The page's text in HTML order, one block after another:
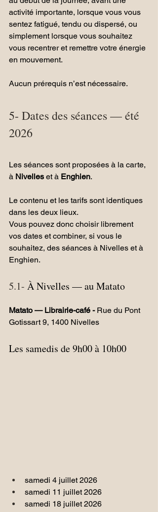
activité importante, lorsque vous vous
sentez fatigué, tendu ou dispersé, ou
simplement lorsque vous souhaitez
vous recentrer et remettre votre énergie
en mouvement.
Aucun prérequis n’est nécessaire.
5- Dates des séances — été
2026
Les séances sont proposées à la carte,
à Nivelles et à Enghien.
Le contenu et les tarifs sont identiques
dans les deux lieux.
Vous pouvez donc choisir librement
vos dates et combiner, si vous le
souhaitez, des séances à Nivelles et à
Enghien.
5.1- À Nivelles — au Matato
Matato — Librairie-café - Rue du Pont
Gotissart 9, 1400 Nivelles
Les samedis de 9h00 à 10h00
samedi 4 juillet 2026
samedi 11 juillet 2026
samedi 18 juillet 2026